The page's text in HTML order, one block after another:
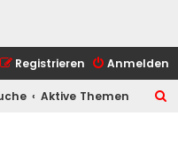
Anmelden
Registrieren
Aktive Themen